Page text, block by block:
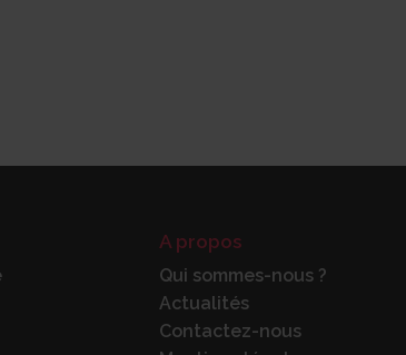
A propos
Qui sommes-nous ?
Actualités
Contactez-nous